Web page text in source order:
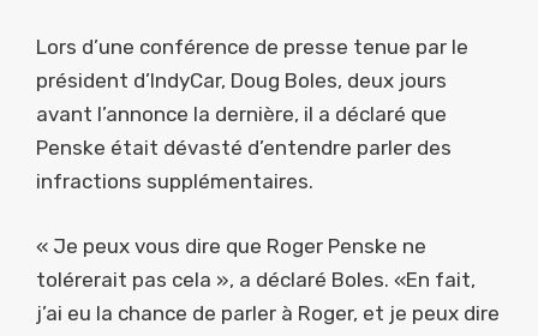
Lors d’une conférence de presse tenue par le
président d’IndyCar, Doug Boles, deux jours
avant l’annonce la dernière, il a déclaré que
Penske était dévasté d’entendre parler des
infractions supplémentaires.
« Je peux vous dire que Roger Penske ne
tolérerait pas cela », a déclaré Boles. «En fait,
j’ai eu la chance de parler à Roger, et je peux dire